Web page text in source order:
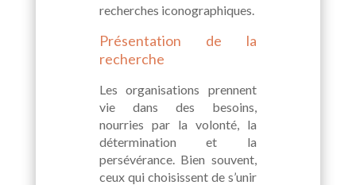
recherches iconographiques.
Présentation de la
recherche
Les organisations prennent
vie dans des besoins,
nourries par la volonté, la
détermination et la
persévérance. Bien souvent,
ceux qui choisissent de s’unir